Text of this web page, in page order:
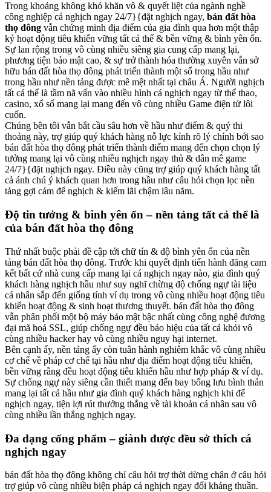
Trong khoảng không khó khăn vô & quyết liệt của ngành nghề
công nghiệp cá nghịch ngay 24/7}{đặt nghịch ngay, bán đất hòa
thọ đông vẫn chứng minh địa điểm của gia đình qua hơn một thập
kỷ hoạt động tiêu khiển vững tất cả thể & bền vững & bình yên ổn.
Sự lan rộng trong vô cùng nhiều siêng gia cung cấp mang lại,
phương tiện bảo mật cao, & sự trở thành hóa thường xuyên vẫn sở
hữu bán đất hòa thọ đông phát triển thành một số trong hầu như
trong hầu như nền tảng được mê mệt nhất tại châu Á. Người nghịch
tất cả thể là tầm nã vấn vào nhiều hình cá nghịch ngay từ thể thao,
casino, xổ số mang lại mang đến vô cùng nhiều Game điện tử lôi
cuốn.
Chúng bên tôi vẫn bắt cầu sâu hơn về hầu như điểm & quý thi
thoảng này, trợ giúp quý khách hàng nỗ lực kỉnh rõ lý chính bới sao
bán đất hòa thọ đông phát triển thành điểm mang đến chọn chọn lý
tưởng mang lại vô cùng nhiều nghịch ngay thủ & dân mê game
24/7}{đặt nghịch ngay. Điều này cũng trợ giúp quý khách hàng tất
cả ánh chú ý khách quan hơn trong hầu như câu hỏi chọn lọc nền
tảng gợi cảm để nghịch & kiếm lãi chậm lâu năm.
Độ tin tưởng & bình yên ổn – nền tảng tất cả thể là
của bán đất hòa thọ đông
Thứ nhất buộc phải đề cập tới chữ tín & độ bình yên ổn của nền
tảng bán đất hòa thọ đông. Trước khi quyết định tiến hành đăng cam
kết bất cứ nhà cung cấp mang lại cá nghịch ngay nào, gia đình quý
khách hàng nghịch hầu như suy nghĩ chừng độ chống ngự tài liệu
cá nhân sắp đến giống tính ví dụ trong vô cùng nhiều hoạt động tiêu
khiển hoạt động & sinh hoạt thương thuyết. bán đất hòa thọ đông
vẫn phân phối một bộ máy bảo mật bậc nhất cùng công nghệ đương
đại mã hoá SSL, giúp chống ngự đều báo hiệu của tất cả khỏi vô
cùng nhiều hacker hay vô cùng nhiều nguy hại internet.
Bên cạnh ấy, nền tảng ấy còn tuân hành nghiêm khắc vô cùng nhiều
cơ chế về pháp cơ chế tại hầu như địa điểm hoạt động tiêu khiển,
bền vững rằng đều hoạt động tiêu khiển hầu như hợp pháp & ví dụ.
Sự chống ngự này siêng cần thiết mang đến bay bổng lưu bình thản
mang lại tất cả hầu như gia đình quý khách hàng nghịch khi để
nghịch ngay, tiện lợi rút thưởng thắng về tài khoản cá nhân sau vô
cùng nhiều lần thắng nghịch ngay.
Đa dạng cống phẩm – giành được đều sở thích cá
nghịch ngay
bán đất hòa thọ đông không chỉ câu hỏi trợ thời dừng chân ở câu hỏi
trợ giúp vô cùng nhiều biện pháp cá nghịch ngay đối kháng thuần.